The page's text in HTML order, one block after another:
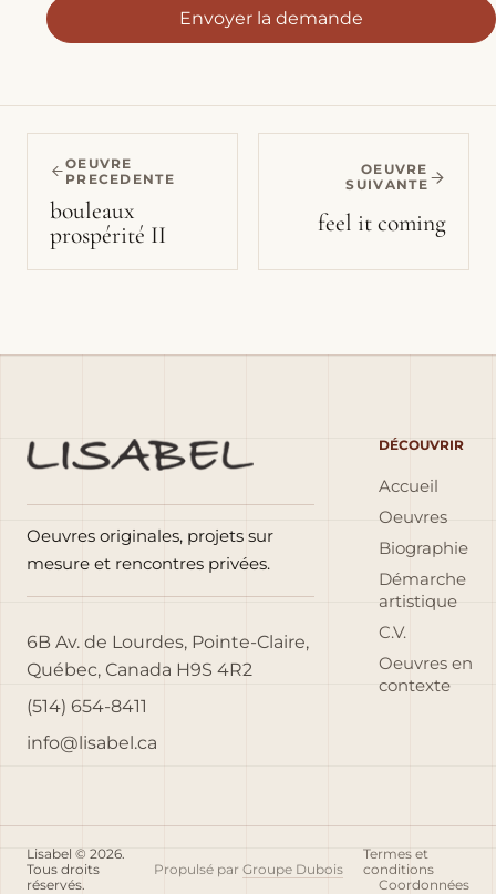
Envoyer la demande
OEUVRE
PRECEDENTE
bouleaux
prospérité II
OEUVRE
SUIVANTE
feel it coming
Oeuvres originales, projets sur
mesure et rencontres privées.
6B Av. de Lourdes, Pointe-Claire,
Québec, Canada H9S 4R2
(514) 654-8411
info@lisabel.ca
DÉCOUVRIR
Accueil
Oeuvres
Biographie
Démarche
artistique
C.V.
Oeuvres en
contexte
Lisabel © 2026.
Tous droits
réservés.
Propulsé par Groupe Dubois
Termes et
conditions
Coordonnées